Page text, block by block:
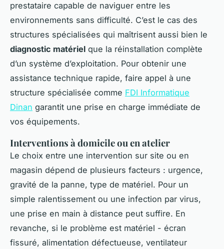
prestataire capable de naviguer entre les
environnements sans difficulté. C’est le cas des
structures spécialisées qui maîtrisent aussi bien le
diagnostic matériel que la réinstallation complète
d’un système d’exploitation. Pour obtenir une
assistance technique rapide, faire appel à une
structure spécialisée comme FDI Informatique
Dinan garantit une prise en charge immédiate de
vos équipements.
Interventions à domicile ou en atelier
Le choix entre une intervention sur site ou en
magasin dépend de plusieurs facteurs : urgence,
gravité de la panne, type de matériel. Pour un
simple ralentissement ou une infection par virus,
une prise en main à distance peut suffire. En
revanche, si le problème est matériel - écran
fissuré, alimentation défectueuse, ventilateur